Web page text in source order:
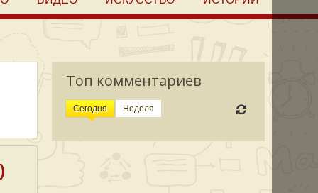
Топ комментариев
Сегодня Неделя